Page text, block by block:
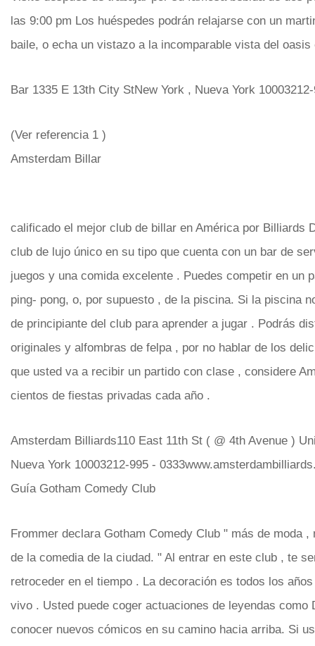
las 9:00 pm Los huéspedes podrán relajarse con un
baile, o echa un vistazo a la incomparable vista del oasis
Bar 1335 E 13th City StNew York , Nueva York
(Ver referencia 1 )
Amsterdam Billar
calificado el mejor club de billar en América por Billiards
club de lujo único en su tipo que cuenta con un bar de
juegos y una comida excelente . Puedes competir en un
ping- pong, o, por supuesto , de la piscina. Si la piscina
de principiante del club para aprender a jugar . Podrás
originales y alfombras de felpa , por no hablar de los
que usted va a recibir un partido con clase , considere
cientos de fiestas privadas cada año .
Amsterdam Billiards110 East 11th St ( @ 4th Avenue )
Nueva York 10003212-995 -
Guía Gotham Comedy Club
Frommer declara Gotham Comedy Club " más de moda
de la comedia de la ciudad. " Al entrar en este club , te
retroceder en el tiempo . La decoración es todos los
vivo . Usted puede coger actuaciones de leyendas como
conocer nuevos cómicos en su camino hacia arriba. Si